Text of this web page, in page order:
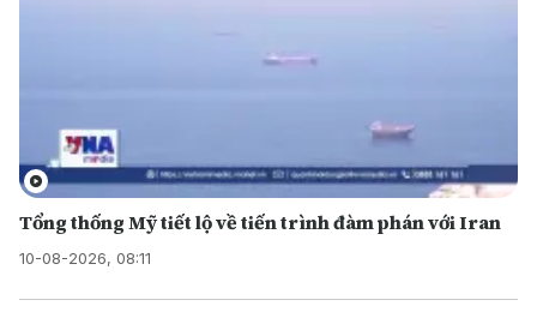
Tổng thống Mỹ tiết lộ về tiến trình đàm phán với Iran
10-08-2026, 08:11